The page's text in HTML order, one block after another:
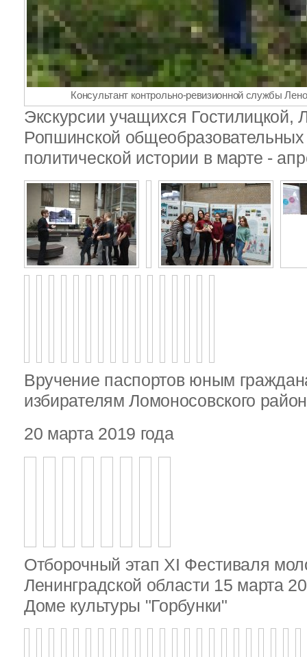
Консультант контрольно-ревизионной службы
Экскурсии учащихся Гостилицкой,
Ропшинской
политической истории в марте -
Вручение паспортов юным
избирателям Ломоносовского
20 марта 2019 года
Отборочный этап XI Фестиваля
Ленинградской области 15 марта
Доме культуры "Горбунки"